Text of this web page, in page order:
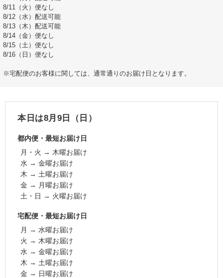
8/11（火）便なし
8/12（水）配送可能
8/13（木）配送可能
8/14（金）便なし
8/15（土）便なし
8/16（日）便なし
※宅配便のお客様に関しては、通常通りのお届け日となります。
本日は8月9日（日）
都内便・最短お届け日
月・火 → 木曜お届け
水 → 金曜お届け
木 → 土曜お届け
金 → 月曜お届け
土・日 → 火曜お届け
宅配便・最短お届け日
月 → 水曜お届け
火 → 木曜お届け
水 → 金曜お届け
木 → 土曜お届け
金 → 日曜お届け